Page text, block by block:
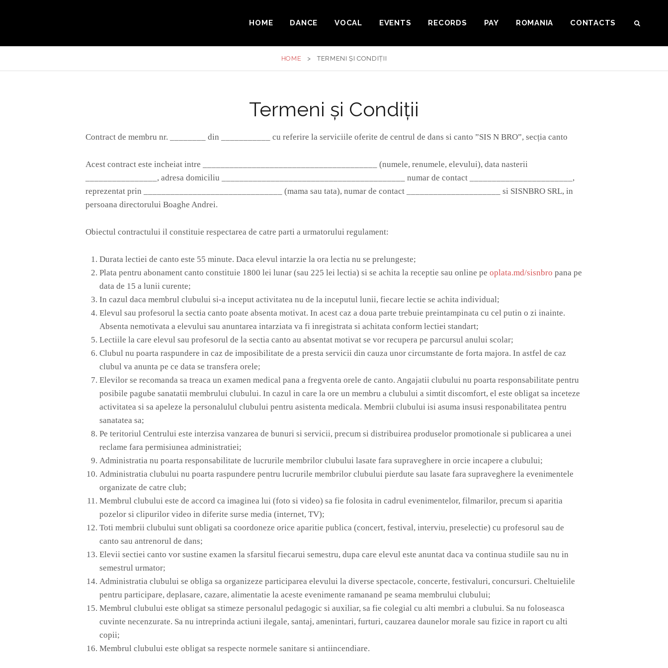
HOME DANCE VOCAL EVENTS RECORDS PAY ROMANIA CONTACTS
HOME > TERMENI ȘI CONDIȚII
Termeni și Condiții
Contract de membru nr. ________ din ___________ cu referire la serviciile oferite de centrul de dans si canto ”SIS N BRO”, secția canto
Acest contract este incheiat intre _______________________________________ (numele, renumele, elevului), data nasterii
________________, adresa domiciliu _________________________________________ numar de contact
,
reprezentat prin _______________________________ (mama sau tata), numar de contact _____________________ si SISNBRO SRL, in
persoana directorului Boaghe Andrei.
Obiectul contractului il constituie respectarea de catre parti a urmatorului regulament:
Durata lectiei de canto este 55 minute. Daca elevul intarzie la ora lectia nu se prelungeste;
Plata pentru abonament canto constituie 1800 lei lunar (sau 225 lei lectia) si se achita la receptie sau online pe oplata.md/sisnbro pana pe
data de 15 a lunii curente;
In cazul daca membrul clubului si-a inceput activitatea nu de la inceputul lunii, fiecare lectie se achita individual;
Elevul sau profesorul la sectia canto poate absenta motivat. In acest caz a doua parte trebuie preintampinata cu cel putin o zi inainte.
Absenta nemotivata a elevului sau anuntarea intarziata va fi inregistrata si achitata conform lectiei standart;
Lectiile la care elevul sau profesorul de la sectia canto au absentat motivat se vor recupera pe parcursul anului scolar;
Clubul nu poarta raspundere in caz de imposibilitate de a presta servicii din cauza unor circumstante de forta majora. In astfel de caz
clubul va anunta pe ce data se transfera orele;
Elevilor se recomanda sa treaca un examen medical pana a fregventa orele de canto. Angajatii clubului nu poarta responsabilitate pentru
posibile pagube sanatatii membrului clubului. In cazul in care la ore un membru a clubului a simtit discomfort, el este obligat sa inceteze
activitatea si sa apeleze la personalulul clubului pentru asistenta medicala. Membrii clubului isi asuma insusi responabilitatea pentru
sanatatea sa;
Pe teritoriul Centrului este interzisa vanzarea de bunuri si servicii, precum si distribuirea produselor promotionale si publicarea a unei
reclame fara permisiunea administratiei;
Administratia nu poarta responsabilitate de lucrurile membrilor clubului lasate fara supraveghere in orcie incapere a clubului;
Administratia clubului nu poarta raspundere pentru lucrurile membrilor clubului pierdute sau lasate fara supraveghere la evenimentele
organizate de catre club;
Membrul clubului este de accord ca imaginea lui (foto si video) sa fie folosita in cadrul evenimentelor, filmarilor, precum si aparitia
pozelor si clipurilor video in diferite surse media (internet, TV);
Toti membrii clubului sunt obligati sa coordoneze orice aparitie publica (concert, festival, interviu, preselectie) cu profesorul sau de
canto sau antrenorul de dans;
Elevii sectiei canto vor sustine examen la sfarsitul fiecarui semestru, dupa care elevul este anuntat daca va continua studiile sau nu in
semestrul urmator;
Administratia clubului se obliga sa organizeze participarea elevului la diverse spectacole, concerte, festivaluri, concursuri. Cheltuielile
pentru participare, deplasare, cazare, alimentatie la aceste evenimente ramanand pe seama membrului clubului;
Membrul clubului este obligat sa stimeze personalul pedagogic si auxiliar, sa fie colegial cu alti membri a clubului. Sa nu foloseasca
cuvinte necenzurate. Sa nu intreprinda actiuni ilegale, santaj, amenintari, furturi, cauzarea daunelor morale sau fizice in raport cu alti
copii;
Membrul clubului este obligat sa respecte normele sanitare si antiincendiare.